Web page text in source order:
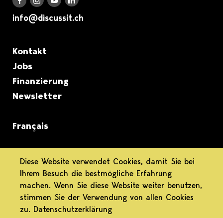
Discuss it auf Facebook
Discuss it auf Instagram
Discuss it auf Youtube
Discuss it auf LinkedIn
info@discussit.ch
Metanavigation
Kontakt
Jobs
Finanzierung
Newsletter
Français
informiert.
differenziert.
engagiert.
Diese Website verwendet Cookies, damit Sie bei
Ihrem Besuch die bestmögliche Erfahrung
machen. Wenn Sie diese Website weiter benutzen,
stimmen Sie der Verwendung von allen Cookies
zu. Datenschutzerklärung